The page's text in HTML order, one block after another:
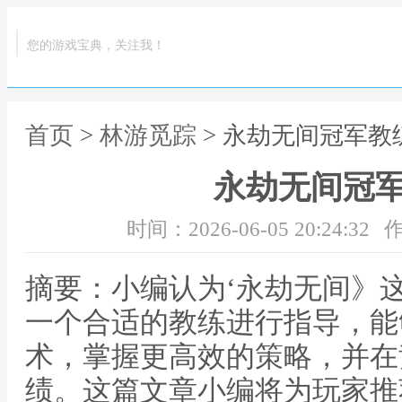
您的游戏宝典，关注我！
首页 > 林游觅踪 > 永劫无间冠军教
永劫无间冠
时间：2026-06-05 20:24:32
摘要：小编认为‘永劫无间》
一个合适的教练进行指导，
术，掌握更高效的策略，并
绩。这篇文章小编将为玩家